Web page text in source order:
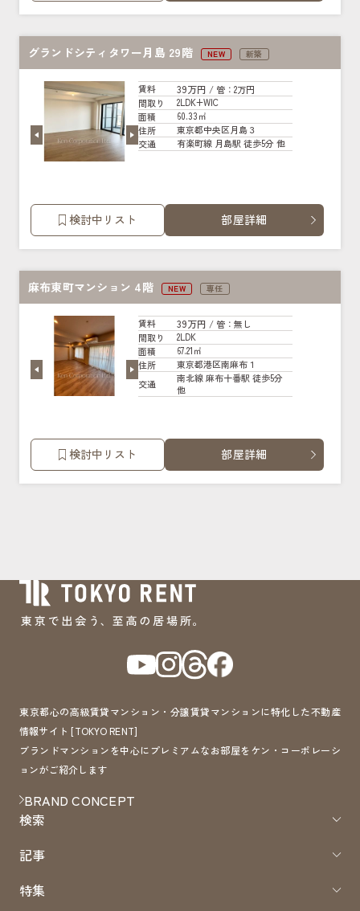
グランドシティタワー月島 29階 NEW 新築
賃料 39万円 / 管：2万円
間取り
2LDK+WIC
面積
60.33㎡
住所
東京都中央区月島３
交通
有楽町線 月島駅 徒歩5分 他
検討中リスト 部屋詳細
麻布東町マンション 4階 NEW 専任
賃料 39万円 / 管：無し
間取り
2LDK
面積
67.21㎡
住所
東京都港区南麻布１
交通
南北線 麻布十番駅 徒歩5分
他
検討中リスト 部屋詳細
東京都心の高級賃貸マンション・分譲賃貸マンションに特化した不動産
情報サイト [TOKYO RENT]
ブランドマンションを中心にプレミアムなお部屋をケン・コーポレーシ
ョンがご紹介します
BRAND CONCEPT
検索
記事
特集